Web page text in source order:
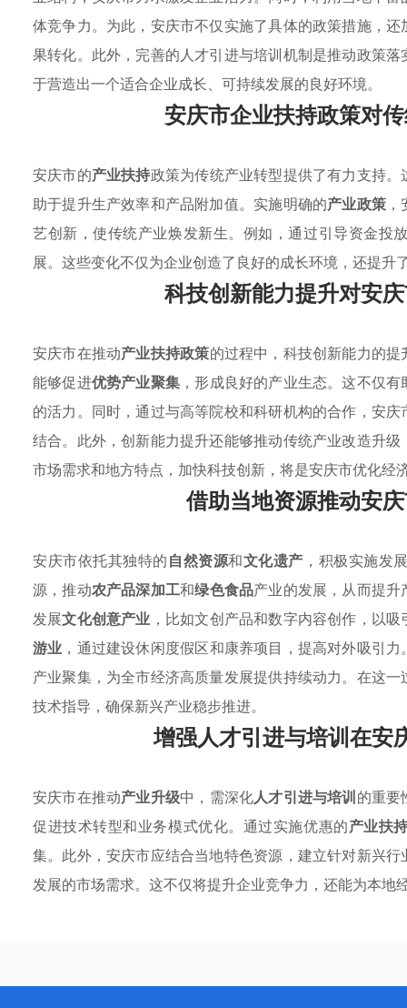
体竞争力。为此，安庆市不仅实施了具体的政策措施，
果转化。此外，完善的人才引进与培训机制是推动政策
于营造出一个适合企业成长、可持续发展的良好环境。
安庆市企业扶持政策对
安庆市的产业扶持政策为传统产业转型提供了有力支持。
助于提升生产效率和产品附加值。实施明确的产业政策
艺创新，使传统产业焕发新生。例如，通过引导资金投
展。这些变化不仅为企业创造了良好的成长环境，还提
科技创新能力提升对安
安庆市在推动产业扶持政策的过程中，科技创新能力的
能够促进优势产业聚集 ，形成良好的产业生态。这不仅
的活力。同时，通过与高等院校和科研机构的合作，安
结合。此外，创新能力提升还能够推动传统产业改造升
市场需求和地方特点，加快科技创新，将是安庆市优化经
借助当地资源推动安
安庆市依托其独特的自然资源和文化遗产 ，积极实施发
源，推动农产品深加工和绿色食品产业的发展，从而提
发展文化创意产业 ，比如文创产品和数字内容创作，以
游业 ，通过建设休闲度假区和康养项目，提高对外吸引
产业聚集，为全市经济高质量发展提供持续动力。在这一
技术指导，确保新兴产业稳步推进。
增强人才引进与培训在安
安庆市在推动产业升级中，需深化人才引进与培训的重要
促进技术转型和业务模式优化。通过实施优惠的产业扶
集。此外，安庆市应结合当地特色资源，建立针对新兴
发展的市场需求。这不仅将提升企业竞争力，还能为本地